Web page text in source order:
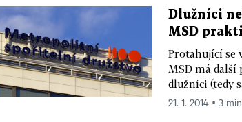
Dlužníci
MSD
Protahující se
MSD má
dlužníci (tedy
21. 1. 2014 ▪ 3